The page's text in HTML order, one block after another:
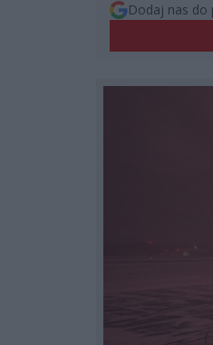
Dodaj nas do